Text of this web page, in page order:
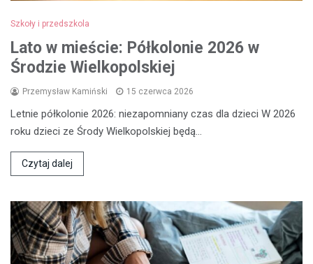
Szkoły i przedszkola
Lato w mieście: Półkolonie 2026 w
Środzie Wielkopolskiej
Przemysław Kamiński 15 czerwca 2026
Letnie półkolonie 2026: niezapomniany czas dla dzieci W 2026
roku dzieci ze Środy Wielkopolskiej będą…
Czytaj dalej